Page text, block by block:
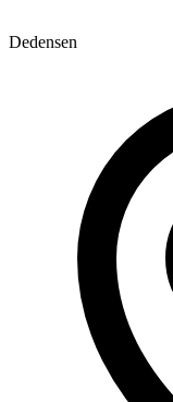
Dedensen